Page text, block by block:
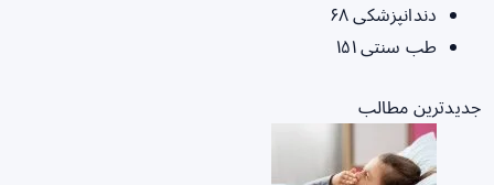
دندانپزشکی۶۸
طب سنتی۱۵۱
جدیدترین مطالب